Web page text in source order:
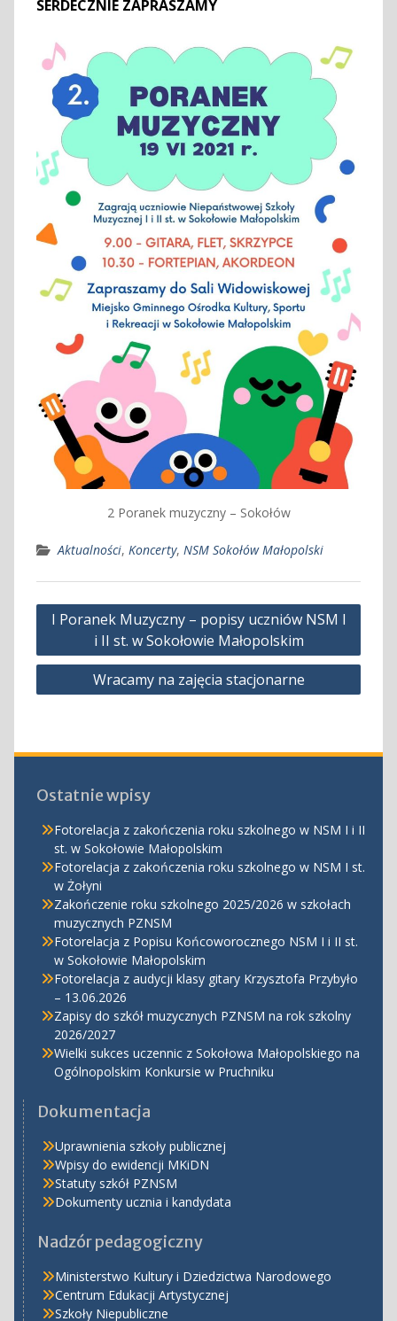
SERDECZNIE ZAPRASZAMY
2 Poranek muzyczny – Sokołów
Aktualności, Koncerty, NSM Sokołów Małopolski
Nawigacja
I Poranek Muzyczny – popisy uczniów NSM I
i II st. w Sokołowie Małopolskim
Wracamy na zajęcia stacjonarne
Ostatnie wpisy
Fotorelacja z zakończenia roku szkolnego w NSM I i II
st. w Sokołowie Małopolskim
Fotorelacja z zakończenia roku szkolnego w NSM I st.
w Żołyni
Zakończenie roku szkolnego 2025/2026 w szkołach
muzycznych PZNSM
Fotorelacja z Popisu Końcoworocznego NSM I i II st.
w Sokołowie Małopolskim
Fotorelacja z audycji klasy gitary Krzysztofa Przybyło
– 13.06.2026
Zapisy do szkół muzycznych PZNSM na rok szkolny
2026/2027
Wielki sukces uczennic z Sokołowa Małopolskiego na
Ogólnopolskim Konkursie w Pruchniku
Dokumentacja
Uprawnienia szkoły publicznej
Wpisy do ewidencji MKiDN
Statuty szkół PZNSM
Dokumenty ucznia i kandydata
Nadzór pedagogiczny
Ministerstwo Kultury i Dziedzictwa Narodowego
Centrum Edukacji Artystycznej
Szkoły Niepubliczne